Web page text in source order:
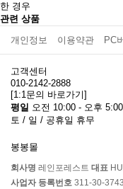
한 경우
관련 상품
5cm 확장 콘돔 LV1052
14,000 원
5cm 확장 콘돔 LV1054
14,000 원
실리콘 확장 콘돔 2.5cm확장
개인정보 이용약관 PC
고객센터
010-2142-2888
[1:1문의 바로가기]
평일 오전 10:00 - 오후 5:00
토 / 일 / 공휴일 휴무
봉봉몰
회사명 레인포레스트 대표
사업자 등록번호 311-30-